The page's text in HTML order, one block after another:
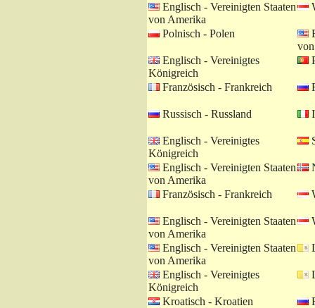
Englisch - Vereinigten Staaten
von Amerika
Polnisch - Polen
Englisch - Vereinigtes
Königreich
Französisch - Frankreich
Russisch - Russland
Englisch - Vereinigtes
Königreich
Englisch - Vereinigten Staaten
von Amerika
Französisch - Frankreich
Englisch - Vereinigten Staaten
von Amerika
Englisch - Vereinigten Staaten
von Amerika
Englisch - Vereinigtes
Königreich
Kroatisch - Kroatien